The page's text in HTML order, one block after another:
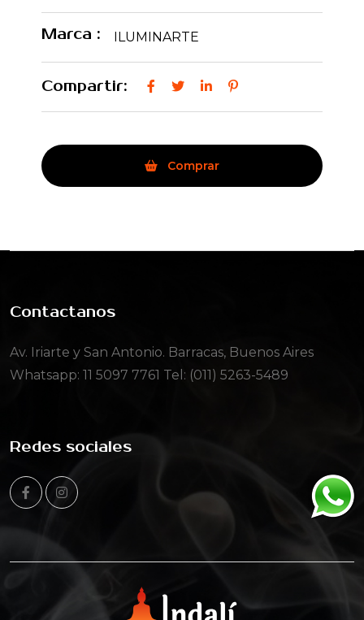
Marca : ILUMINARTE
Compartir:
Comprar
Contactanos
Av. Iriarte y San Antonio. Barracas, Buenos Aires
Whatsapp: 11 5097 7761 Tel: (011) 5263-5489
Redes sociales